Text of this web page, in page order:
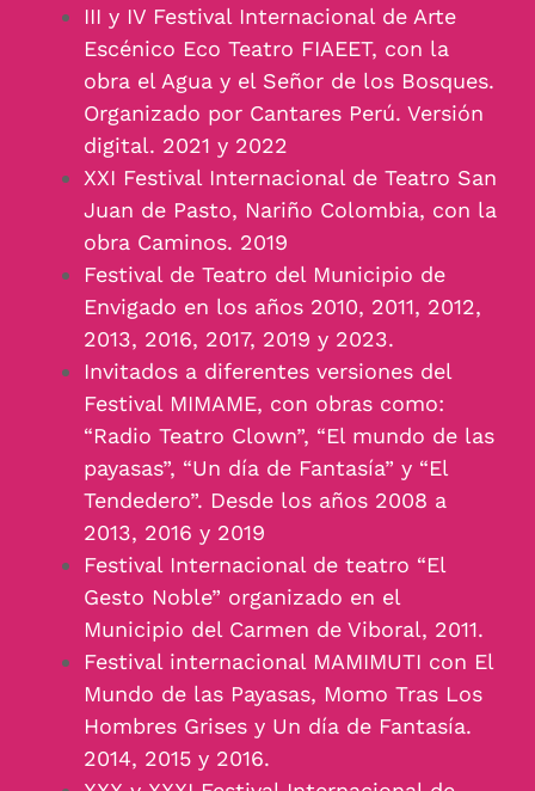
III y IV Festival Internacional de Arte
Escénico Eco Teatro FIAEET, con la
obra el Agua y el Señor de los Bosques.
Organizado por Cantares Perú. Versión
digital. 2021 y 2022
XXI Festival Internacional de Teatro San
Juan de Pasto, Nariño Colombia, con la
obra Caminos. 2019
Festival de Teatro del Municipio de
Envigado en los años 2010, 2011, 2012,
2013, 2016, 2017, 2019 y 2023.
Invitados a diferentes versiones del
Festival MIMAME, con obras como:
“Radio Teatro Clown”, “El mundo de las
payasas”, “Un día de Fantasía” y “El
Tendedero”. Desde los años 2008 a
2013, 2016 y 2019
Festival Internacional de teatro “El
Gesto Noble” organizado en el
Municipio del Carmen de Viboral, 2011.
Festival internacional MAMIMUTI con El
Mundo de las Payasas, Momo Tras Los
Hombres Grises y Un día de Fantasía.
2014, 2015 y 2016.